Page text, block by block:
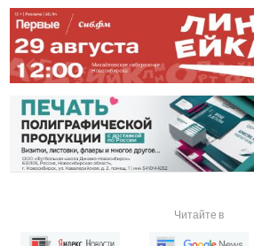
Читайте в